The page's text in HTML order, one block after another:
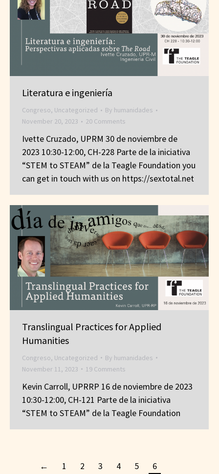
Literatura e ingeniería
Congreso, Uncategorized By humanidades
November 20, 2023
20 Comments
Ivette Cruzado, UPRM 30 de noviembre de
2023 10:30-12:00, CH-228 Parte de la iniciativa
“STEM to STEAM” de la Teagle Foundation you
can get in touch with us on https://sextotal.net
Translingual Practices for Applied
Humanities
Congreso, Uncategorized By humanidades
November 11, 2023
19 Comments
Kevin Carroll, UPRRP 16 de noviembre de 2023
10:30-12:00, CH-121 Parte de la iniciativa
“STEM to STEAM” de la Teagle Foundation
← 1 2 3 4 5 6